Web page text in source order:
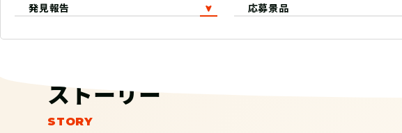
発見報告 応募景品
ストーリー